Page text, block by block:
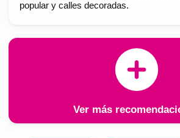
popular y calles decoradas.
Ver más